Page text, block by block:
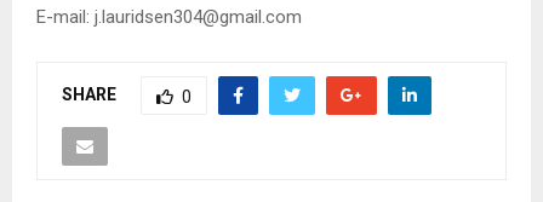
E-mail: j.lauridsen304@gmail.com
SHARE 0